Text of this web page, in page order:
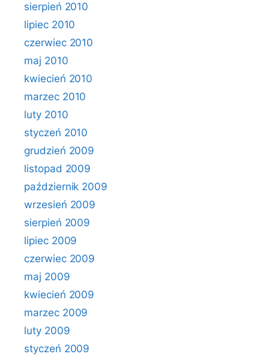
sierpień 2010
lipiec 2010
czerwiec 2010
maj 2010
kwiecień 2010
marzec 2010
luty 2010
styczeń 2010
grudzień 2009
listopad 2009
październik 2009
wrzesień 2009
sierpień 2009
lipiec 2009
czerwiec 2009
maj 2009
kwiecień 2009
marzec 2009
luty 2009
styczeń 2009